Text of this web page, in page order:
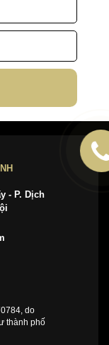
- P. Dịch
do
thành phố